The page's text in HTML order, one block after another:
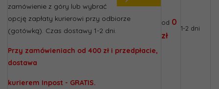
zamówienie z góry lub wybrać
opcję zapłaty kurierowi przy odbiorze
(gotówką). Czas dostawy 1-2 dni.
Przy zamówieniach od 400 zł i przedpłacie,
dostawa
kurierem Inpost - GRATIS.
od 0
zł
1-2 dni